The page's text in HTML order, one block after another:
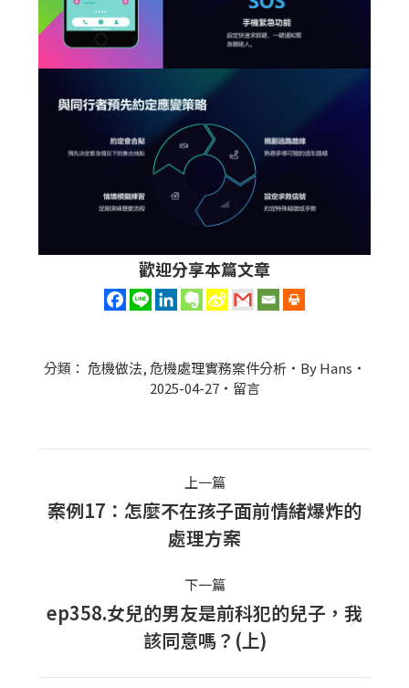
歡迎分享本篇文章
分類： 危機做法,危機處理實務案件分析 ByHans
2025-04-27
留言
navigation
上一篇
上
一
篇
文
章：
案例17：怎麼不在孩子面前情緒爆炸的
處理方案
下一篇
下
一
篇
ep358.女兒的男友是前科犯的兒子，我
該同意嗎？(上)